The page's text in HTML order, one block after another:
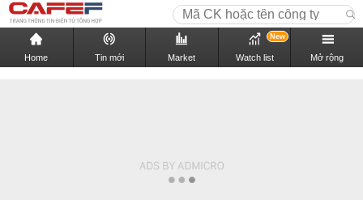
Home Tin mới Market Watch list
New
Mở rộng